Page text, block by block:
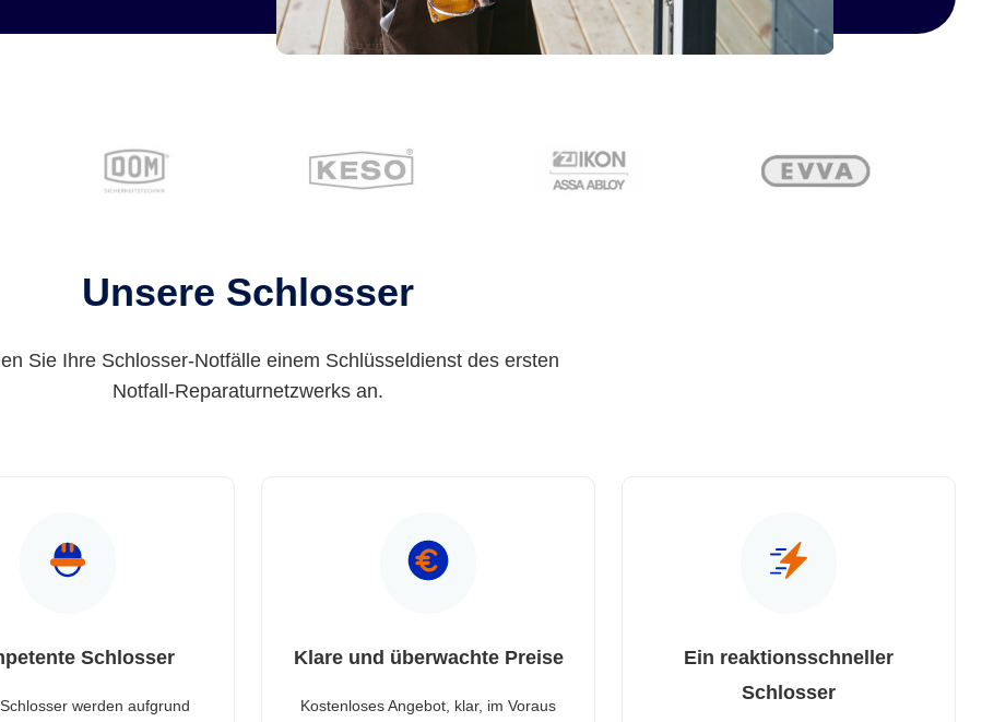
Unsere Schlosser
Sie Ihre Schlosser-Notfälle einem Schlüsseldienst des ersten
Notfall-Reparaturnetzwerks an.
Schlosser
werden aufgrund
Klare und überwachte Preise
Kostenloses Angebot, klar, im Voraus
Ein reaktionsschneller
Schlosser